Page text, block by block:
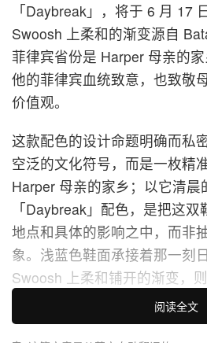
「Daybreak」，将于 6 月 17
Swoosh 上柔和的渐变源自
菲律宾省份是 Harper 母亲的
他的菲律宾血统致意，也致敬
价值观。
这款配色的设计命题明确而私
空泛的文化符号，而是一枚
Harper 母亲的家乡；以它清晨
「Daybreak」配色，是把这
地点和具体的影响之中，而非
象。浅蓝色鞋面承接着那一刻
Swoosh 上柔和铺开的渐变，
在不打破静谧基调的前提下转
EP 以性能优先的结构，安稳
阅读全文